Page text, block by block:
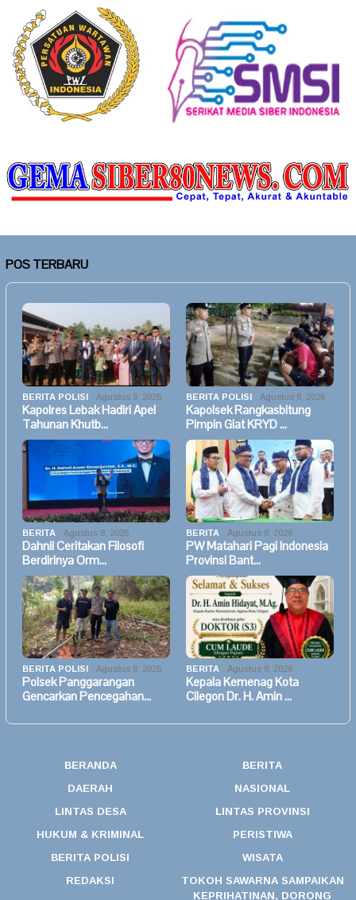
POS TERBARU
BERITA POLISI Agustus 9, 2026
Kapolres Lebak Hadiri Apel
Tahunan Khutb…
BERITA POLISI Agustus 8, 2026
Kapolsek Rangkasbitung
Pimpin Giat KRYD …
BERITA Agustus 8, 2026
Dahnil Ceritakan Filosofi
Berdirinya Orm…
BERITA Agustus 8, 2026
PW Matahari Pagi Indonesia
Provinsi Bant…
BERITA POLISI Agustus 8, 2026
Polsek Panggarangan
Gencarkan Pencegahan…
BERITA Agustus 8, 2026
Kepala Kemenag Kota
Cilegon Dr. H. Amin …
BERANDA
BERITA
DAERAH
NASIONAL
LINTAS DESA
LINTAS PROVINSI
HUKUM & KRIMINAL
PERISTIWA
BERITA POLISI
WISATA
REDAKSI
TOKOH SAWARNA SAMPAIKAN
KEPRIHATINAN, DORONG